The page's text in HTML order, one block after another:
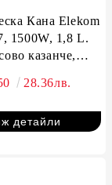
Кана Elekom
1500W, 1,8 L.
казанче,
28.36лв.
детайли